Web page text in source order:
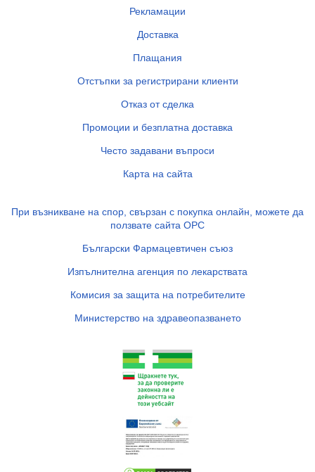
Рекламации
Доставка
Плащания
Отстъпки за регистрирани клиенти
Отказ от сделка
Промоции и безплатна доставка
Често задавани въпроси
Карта на сайта
При възникване на спор, свързан с покупка онлайн, можете да
ползвате сайта ОРС
Български Фармацевтичен съюз
Изпълнителна агенция по лекарствата
Комисия за защита на потребителите
Министерство на здравеопазването